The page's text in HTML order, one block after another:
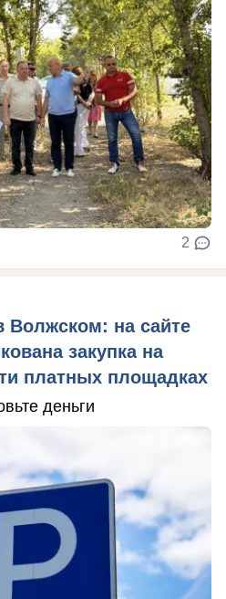
2
Волжском: на сайте
закупка на
платных площадках
деньги